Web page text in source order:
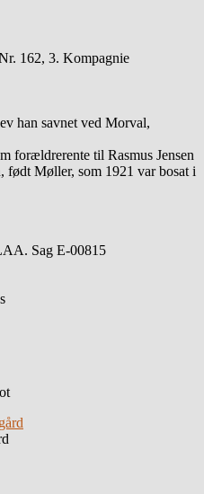
162, 3. Kompagnie
han savnet ved Morval,
forældrerente til Rasmus Jensen
født Møller, som 1921 var bosat i
Sag E-00815